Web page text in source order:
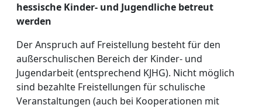
hessische Kinder- und Jugendliche betreut
werden
Der Anspruch auf Freistellung besteht für den
außerschulischen Bereich der Kinder- und
Jugendarbeit (entsprechend KJHG). Nicht möglich
sind bezahlte Freistellungen für schulische
Veranstaltungen (auch bei Kooperationen mit